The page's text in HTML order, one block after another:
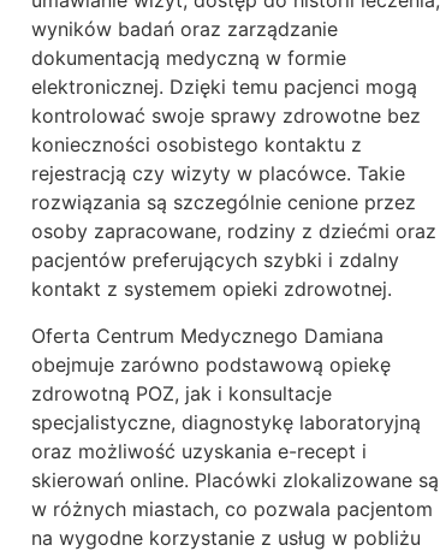
wyników badań oraz zarządzanie
dokumentacją medyczną w formie
elektronicznej. Dzięki temu pacjenci mogą
kontrolować swoje sprawy zdrowotne bez
konieczności osobistego kontaktu z
rejestracją czy wizyty w placówce. Takie
rozwiązania są szczególnie cenione przez
osoby zapracowane, rodziny z dziećmi oraz
pacjentów preferujących szybki i zdalny
kontakt z systemem opieki zdrowotnej.
Oferta Centrum Medycznego Damiana
obejmuje zarówno podstawową opiekę
zdrowotną POZ, jak i konsultacje
specjalistyczne, diagnostykę laboratoryjną
oraz możliwość uzyskania e-recept i
skierowań online. Placówki zlokalizowane są
w różnych miastach, co pozwala pacjentom
na wygodne korzystanie z usług w pobliżu